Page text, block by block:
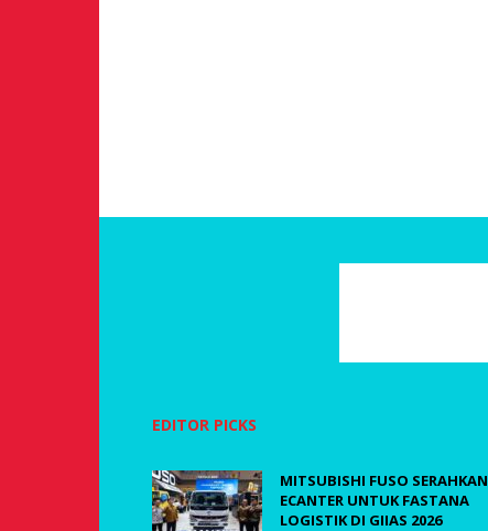
EDITOR PICKS
MITSUBISHI FUSO SERAHKAN
ECANTER UNTUK FASTANA
LOGISTIK DI GIIAS 2026